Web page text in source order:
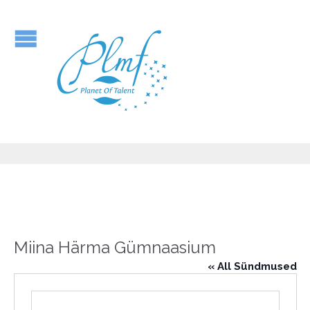
Miina Härma Gümnaasium
« All Sündmused